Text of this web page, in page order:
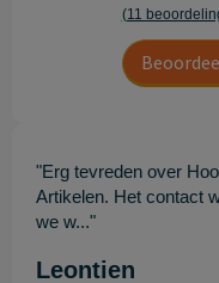
(11
"Erg tevreden over
Artikelen. Het contact
we w..."
Leontien